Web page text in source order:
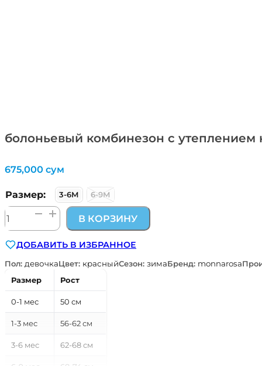
болоньевый комбинезон с утеплением
675,000 сум
Размер: 3-6М 6-9М
Количество
товара
комбинезон
с
утеплением
на
двух
молниях
В КОРЗИНУ
ДОБАВИТЬ В ИЗБРАННОЕ
Пол: девочкаЦвет: красныйСезон: зимаБренд: monnarosa
Размер
Рост
0-1 мес 50 см
1-3 мес 56-62 см
3-6 мес 62-68 см